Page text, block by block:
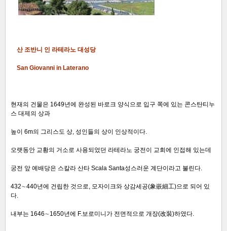
산 조반니 인 라테라노 대성당
San Giovanni in Laterano
현재의 건물은 1649년에 완성된 바로크 양식으로 입구 쪽에 있는 콘스탄티누
스 대제의 상과
높이 6m의 그리스도 상, 성인들의 상이 인상적이다.
오랫동안 교황의 거소로 사용되었던 라테라노 궁전이 교회에 인접해 있는데
궁전 앞 예배당은 스칼라 산타 Scala Santa성스러운 계단이라고 불린다.
432∼440년에 건립한 것으로, 모자이크와 상감세공(象嵌細工)으로 되어 있
다.
내부는 1646∼1650년에 F.보로미니가 전면적으로 개장(改裝)하였다.